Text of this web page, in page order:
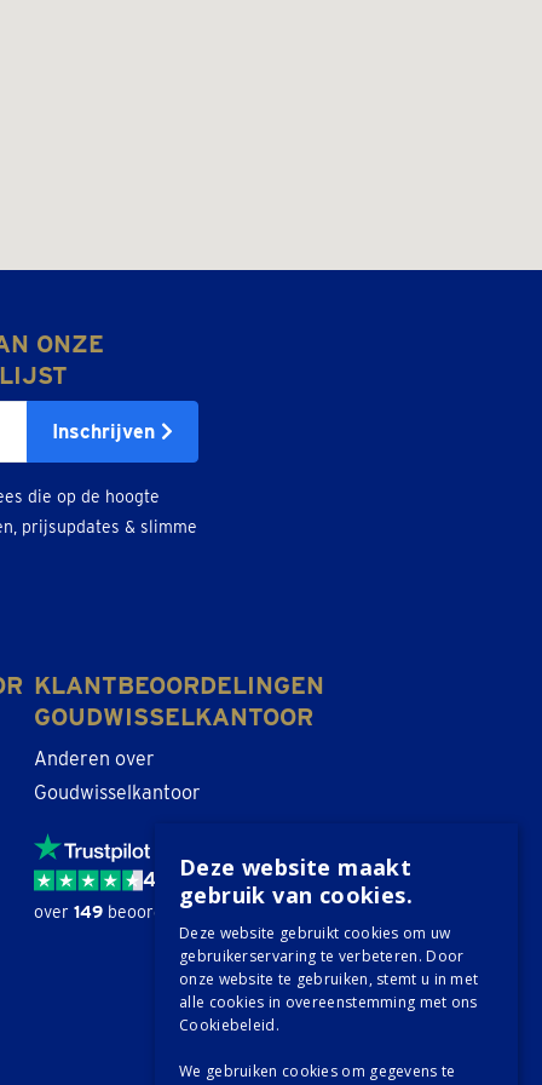
ONZE
Inschrijven
die op de hoogte
prijsupdates & slimme
KLANTBEOORDELINGEN
GOUDWISSELKANTOOR
Anderen over
Goudwisselkantoor
4,6 / 5
over 149 beoordelingen.
Deze website maakt
gebruik van cookies.
Deze website gebruikt cookies om uw
gebruikerservaring te verbeteren. Door
onze website te gebruiken, stemt u in met
alle cookies in overeenstemming met ons
Cookiebeleid.
We gebruiken cookies om gegevens te